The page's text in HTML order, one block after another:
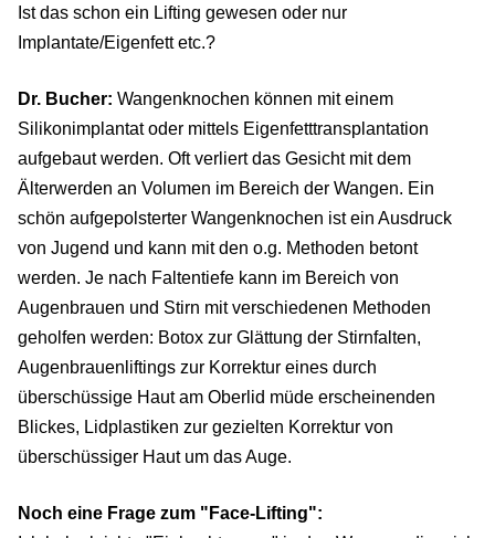
Ist das schon ein Lifting gewesen oder nur
Implantate/Eigenfett etc.?
Dr. Bucher: Wangenknochen können mit einem
Silikonimplantat oder mittels Eigenfetttransplantation
aufgebaut werden. Oft verliert das Gesicht mit dem
Älterwerden an Volumen im Bereich der Wangen. Ein
schön aufgepolsterter Wangenknochen ist ein Ausdruck
von Jugend und kann mit den o.g. Methoden betont
werden. Je nach Faltentiefe kann im Bereich von
Augenbrauen und Stirn mit verschiedenen Methoden
geholfen werden: Botox zur Glättung der Stirnfalten,
Augenbrauenliftings zur Korrektur eines durch
überschüssige Haut am Oberlid müde erscheinenden
Blickes, Lidplastiken zur gezielten Korrektur von
überschüssiger Haut um das Auge.
Noch eine Frage zum "Face-Lifting":